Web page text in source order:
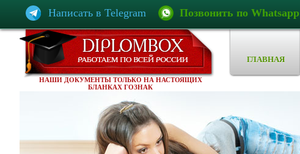
Написать в Telegram Позвонить по Whatsapp
НАШИ ДОКУМЕНТЫ ТОЛЬКО НА НАСТОЯЩИХ
БЛАНКАХ ГОЗНАК
ГЛАВНАЯ